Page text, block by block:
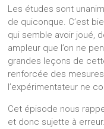
Les études sont
de quiconque. C’est
qui semble avoir joué,
ampleur que l’on ne
grandes leçons de
renforcée des mesures
l’expérimentateur ne
Cet épisode nous
et donc sujette à